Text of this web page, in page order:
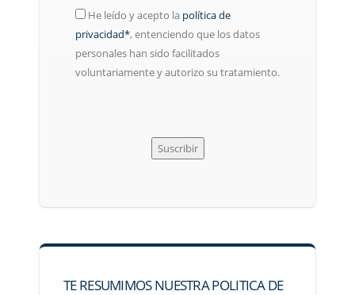
He leído y acepto la política de
privacidad*, entenciendo que los datos
personales han sido facilitados
voluntariamente y autorizo su tratamiento.
TE RESUMIMOS NUESTRA POLITICA DE